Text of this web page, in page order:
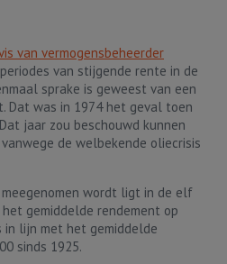
van vermogensbeheerder
van stijgende rente in de
sprake is geweest van een
Dat was in 1974 het geval toen
jaar zou beschouwd kunnen
de welbekende oliecrisis
wordt ligt in de elf
gemiddelde rendement op
in lijn met het gemiddelde
sinds 1925.